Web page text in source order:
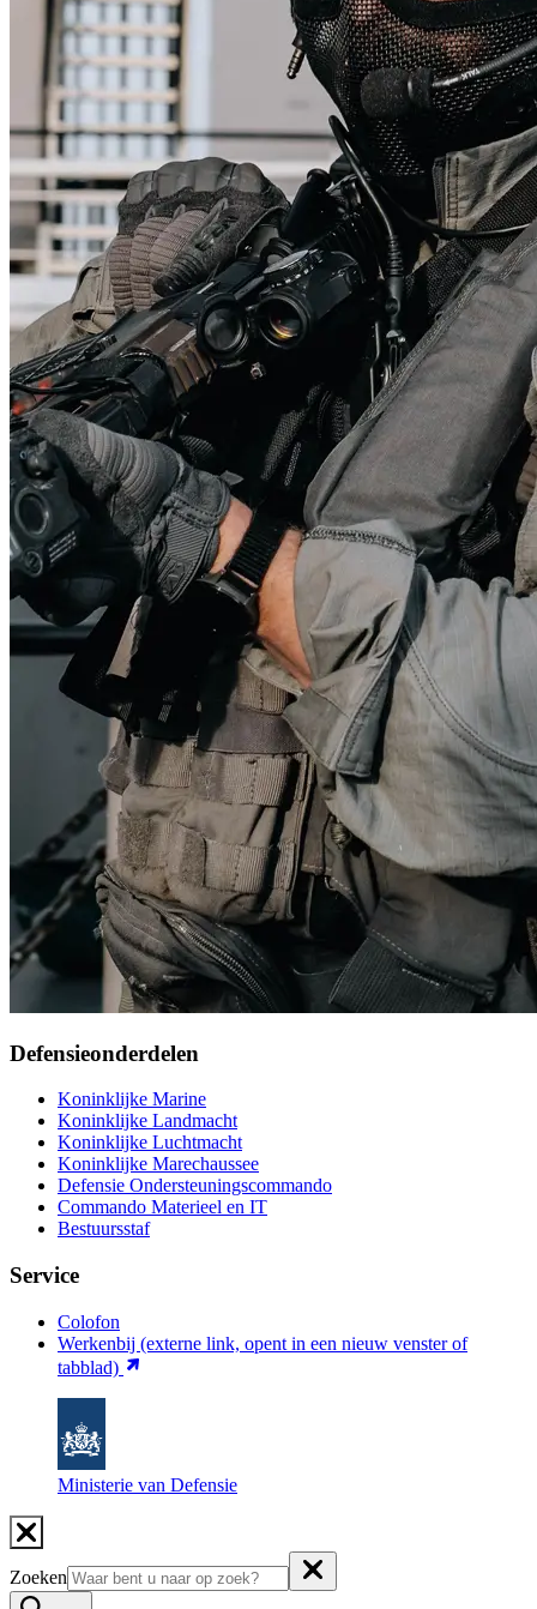
Defensieonderdelen
Koninklijke Marine
Koninklijke Landmacht
Koninklijke Luchtmacht
Koninklijke Marechaussee
Defensie Ondersteuningscommando
Commando Materieel en IT
Bestuursstaf
Service
Colofon
Werkenbij (externe link, opent in een nieuw venster of
tabblad)
Ministerie van Defensie
Zoeken